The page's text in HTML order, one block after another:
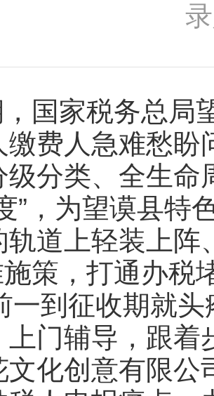
国家税务总局
缴费人急难愁盼
级分类、全生命
”，为望谟县特
轨道上轻装上阵
策，打通办税
一到征收期就
上门辅导，跟着
文化创意有限